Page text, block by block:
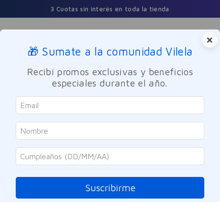
3 Cuotas sin interés en toda la tienda
Buscar
Perfumes y Fragancias Hombres
Carolina Herrera
Set Perfume Carolina Herrera 212
Men NYC EDT Hombre 100ml
Referencia:-306659
×
🎁 Sumate a la comunidad Vilela
Recibí promos exclusivas y beneficios
especiales durante el año.
Suscribirme